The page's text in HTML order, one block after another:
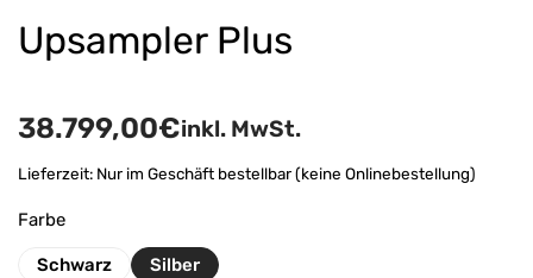
Upsampler Plus
38.799,00€inkl. MwSt.
Lieferzeit: Nur im Geschäft bestellbar (keine Onlinebestellung)
Farbe
Schwarz Silber